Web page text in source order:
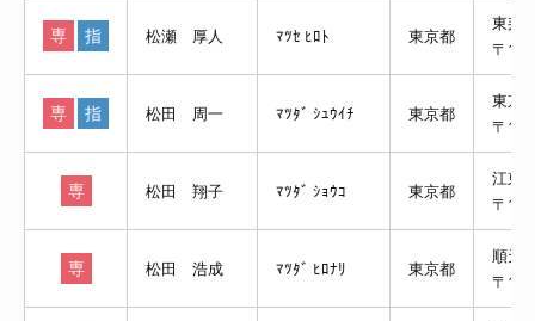
専 指 松瀬 厚人 ﾏﾂｾ ﾋﾛﾄ 東京都
東邦
〒
専 指 松田 周一 ﾏﾂﾀﾞ ｼｭｳｲﾁ 東京都
東京
〒
専 松田 翔子 ﾏﾂﾀﾞ ｼｮｳｺ 東京都
江東
〒
専 松田 浩成 ﾏﾂﾀﾞ ﾋﾛﾅﾘ 東京都
順天
〒